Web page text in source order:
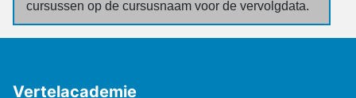
cursussen op de cursusnaam voor de vervolgdata.
Vertelacademie